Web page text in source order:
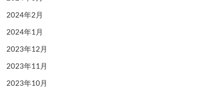
2024年2月
2024年1月
2023年12月
2023年11月
2023年10月